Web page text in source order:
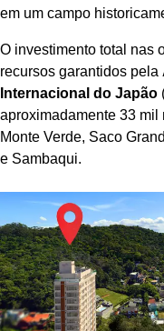
em um campo
O investimento total nas
recursos garantidos pela
Internacional do Japão
aproximadamente 33 mil
Monte Verde, Saco
e Sambaqui.